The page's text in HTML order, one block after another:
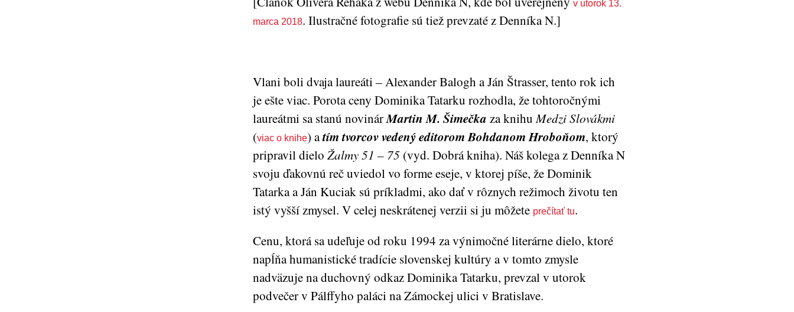
v utorok 13.
marca 2018. Ilustračné fotografie sú tiež prevzaté z Denníka N.]
Vlani boli dvaja laureáti – Alexander Balogh a Ján Štrasser, tento rok ich
je ešte viac. Porota ceny Dominika Tatarku rozhodla, že tohtoročnými
laureátmi sa stanú novinárMartin M. Šimečka za knihuMedzi Slovákmi
(viac o knihe) atím tvorcov vedený editorom Bohdanom Hroboňom, ktorý
pripravil dielo Žalmy 51 – 75(vyd. Dobrá kniha). Náš kolega z Denníka N
svoju ďakovnú reč uviedol vo forme eseje, v ktorej píše, že Dominik
Tatarka a Ján Kuciak sú príkladmi, ako dať v rôznych režimoch životu ten
istý vyšší zmysel. V celej neskrátenej verzii si ju môžete prečítať tu.
Cenu, ktorá sa udeľuje od roku 1994 za výnimočné literárne dielo, ktoré
napĺňa humanistické tradície slovenskej kultúry a v tomto zmysle
nadväzuje na duchovný odkaz Dominika Tatarku, prevzal v utorok
podvečer v Pálffyho paláci na Zámockej ulici v Bratislave.